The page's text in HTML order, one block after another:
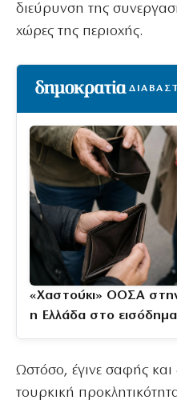
διεύρυνση της
χώρες της περιοχής.
«Χαστούκι» ΟΟΣΑ
η Ελλάδα στο εισόδημα
Ωστόσο, έγινε σαφής
τουρκική